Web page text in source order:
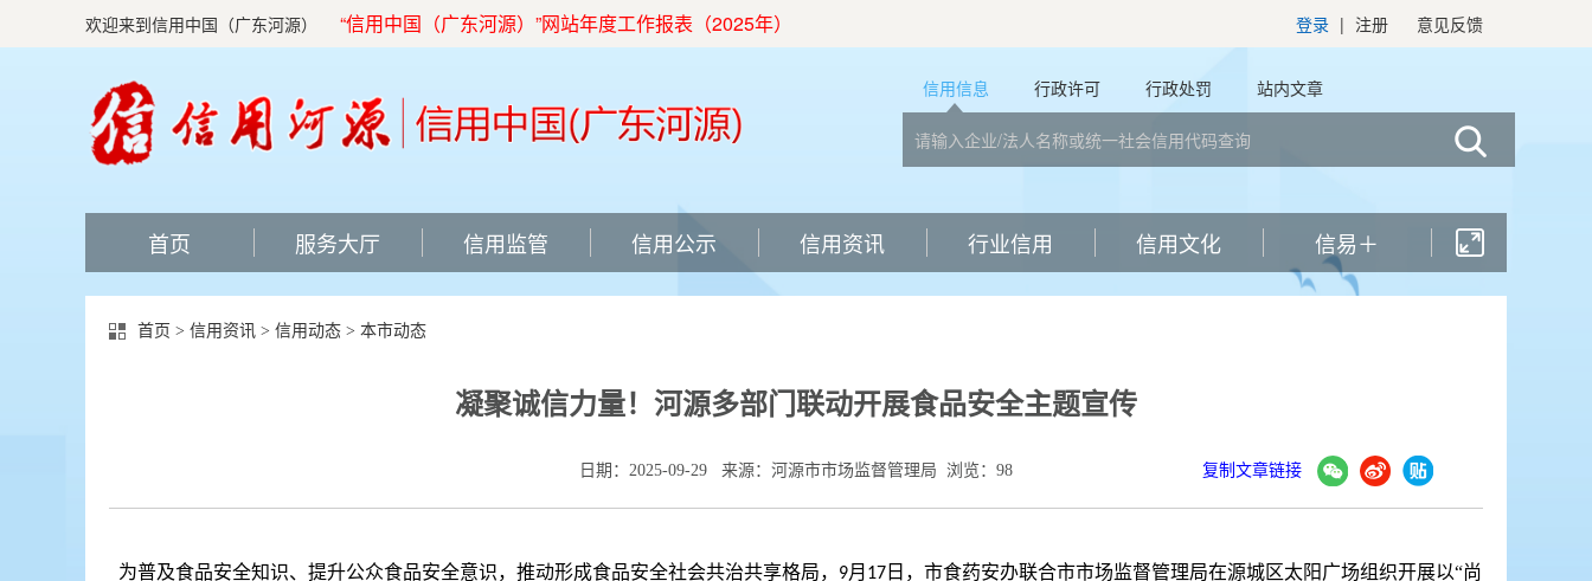
欢迎来到信用中国（广东河源） “信用中国（广东河源）”网站年度工作报表（2025年） 登录 | 注册 意见反馈
信用信息 行政许可 行政处罚 站内文章
首页 服务大厅 信用监管 信用公示 信用资讯 行业信用 信用文化 信易＋